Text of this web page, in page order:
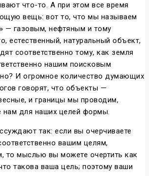
что-то. А при этом все время
вещь: вот то, что мы называем
— газовым, нефтяным и тому
естественный, натуральный объект,
соответственно тому, как земля
нашим поисковым
И огромное количество думающих
говорят, что объекты —
и границы мы проводим,
нам для наших целей формы.
так: если вы очерчиваете
вашим целям,
то мыслью вы можете очертить как
такова ваша цель; поэтому ваши